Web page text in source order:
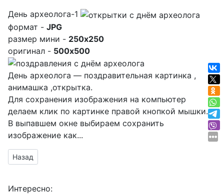
День археолога-1
формат - JPG
размер мини - 250x250
оригинал - 500x500
День археолога — поздравительная картинка ,
анимашка ,открытка.
Для сохранения изображения на компьютер
делаем клик по картинке правой кнопкой мышки.
В выпавшем окне выбираем сохранить
изображение как...
Предыдущий материал: Поздравить коллегу с праздником
Назад
Интересно: